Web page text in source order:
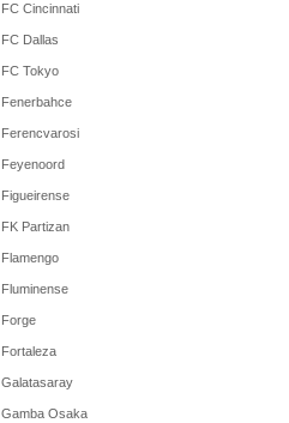
FC Cincinnati
FC Dallas
FC Tokyo
Fenerbahce
Ferencvarosi
Feyenoord
Figueirense
FK Partizan
Flamengo
Fluminense
Forge
Fortaleza
Galatasaray
Gamba Osaka